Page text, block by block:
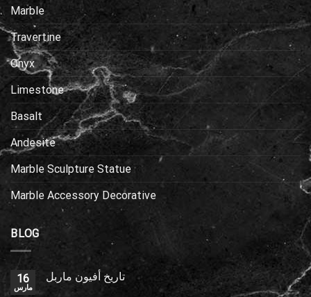
Marble
Travertine
Onyx
Limestone
Basalt
Andesite
Marble Sculpture Statue
Marble Accessory Decorative
BLOG
16
مارس
تاريخ أفيون ماربل